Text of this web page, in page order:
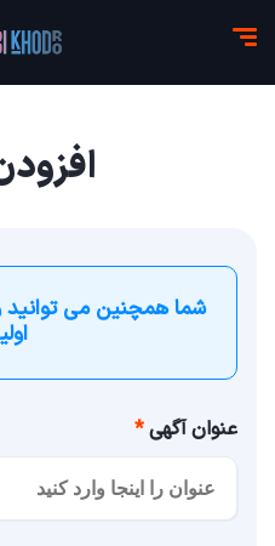
شما همچنین می توانید
عنوان آگهی